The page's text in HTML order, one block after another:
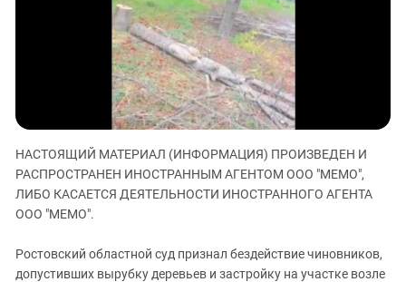
ЗАСТАВЛЯЕТ
КАВКАЗ ЗА ПАЛЕСТИНУ
ИНАКОМЫСЛИЕ В ЧЕЧНЕ
ПРЕСЛЕДОВАНИЕ АКТИВИСТОВ
МОБИЛИЗАЦИЯ И ПРОТЕСТЫ
Кабардино-Балкария
Карачаево-Черкесия
Краснодарский край
Российская Федерация
Северная Осетия - Алания
НАСТОЯЩИЙ МАТЕРИАЛ (ИНФОРМАЦИЯ) ПРОИЗВЕДЕН И
РАСПРОСТРАНЕН ИНОСТРАННЫМ АГЕНТОМ ООО "МЕМО",
ЛИБО КАСАЕТСЯ ДЕЯТЕЛЬНОСТИ ИНОСТРАННОГО АГЕНТА
ООО "МЕМО".
Ростовский областной суд признал бездействие чиновников,
допустивших вырубку деревьев и застройку на участке возле